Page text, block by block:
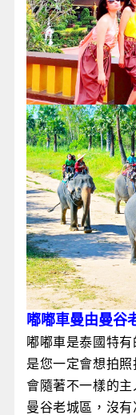
嘟嘟車曼由曼谷
嘟嘟車是泰國特
是您一定會想拍
會隨著不一樣的
曼谷老城區，沒